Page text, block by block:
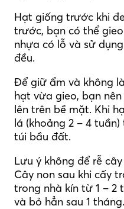
Hạt giống trước khi
trước, bạn có thể
nhựa có lỗ và sử
đều.
Để giữ ẩm và không
hạt vừa gieo, bạn
lên trên bề mặt. Khi
lá (khoảng 2 – 4
túi bầu đất.
Lưu ý không để rễ
Cây non sau khi cấy
trong nhà kín từ 1 – 2
và bỏ hẳn sau 1 tháng.